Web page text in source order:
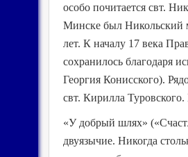
особо почитается свт.
Минске был Никольский
лет. К началу 17 века
сохранилось благодаря
Георгия Конисского).
свт. Кирилла
«У добрый шлях»
двуязычие. Никогда